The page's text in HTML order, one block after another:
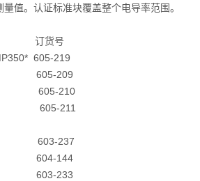
值。认证标准块覆盖整个电导率范围。
货号
605-219
605-209
605-210
605-211
603-237
组 604-144
233